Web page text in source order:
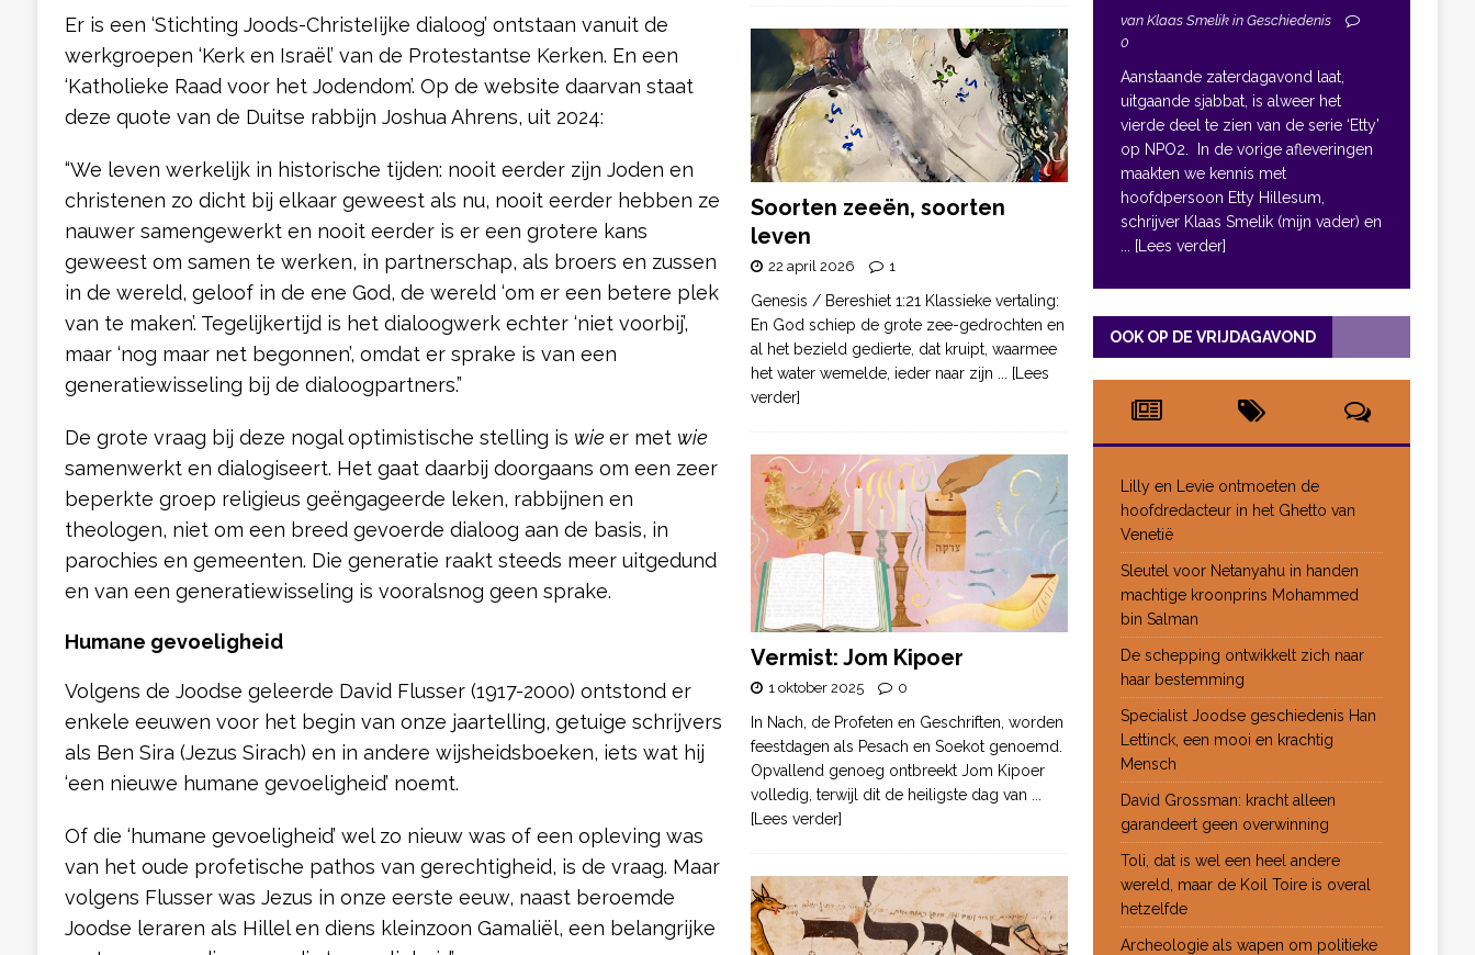
Er is een ‘Stichting Joods-ChristeIijke dialoog’ ontstaan vanuit de
werkgroepen ‘Kerk en Israël’ van de Protestantse Kerken. En een
‘Katholieke Raad voor het Jodendom’. Op de website daarvan staat
deze quote van de Duitse rabbijn Joshua Ahrens, uit 2024:
“We leven werkelijk in historische tijden: nooit eerder zijn Joden en
christenen zo dicht bij elkaar geweest als nu, nooit eerder hebben ze
nauwer samengewerkt en nooit eerder is er een grotere kans
geweest om samen te werken, in partnerschap, als broers en zussen
in de wereld, geloof in de ene God, de wereld ‘om er een betere plek
van te maken’. Tegelijkertijd is het dialoogwerk echter ‘niet voorbij’,
maar ‘nog maar net begonnen’, omdat er sprake is van een
generatiewisseling bij de dialoogpartners.”
De grote vraag bij deze nogal optimistische stelling is wie er met wie
samenwerkt en dialogiseert. Het gaat daarbij doorgaans om een zeer
beperkte groep religieus geëngageerde leken, rabbijnen en
theologen, niet om een breed gevoerde dialoog aan de basis, in
parochies en gemeenten. Die generatie raakt steeds meer uitgedund
en van een generatiewisseling is vooralsnog geen sprake.
Humane gevoeligheid
Volgens de Joodse geleerde David Flusser (1917-2000) ontstond er
enkele eeuwen voor het begin van onze jaartelling, getuige schrijvers
als Ben Sira (Jezus Sirach) en in andere wijsheidsboeken, iets wat hij
‘een nieuwe humane gevoeligheid’ noemt.
Of die ‘humane gevoeligheid’ wel zo nieuw was of een opleving was
van het oude profetische pathos van gerechtigheid, is de vraag. Maar
volgens Flusser was Jezus in onze eerste eeuw, naast beroemde
Joodse leraren als Hillel en diens kleinzoon Gamaliël, een belangrijke
Soorten zeeën, soorten
leven
22 april 2026 1
Genesis / Bereshiet 1:21 Klassieke vertaling:
En God schiep de grote zee-gedrochten en
al het bezield gedierte, dat kruipt, waarmee
het water wemelde, ieder naar zijn ... [Lees
verder]
Vermist: Jom Kipoer
1 oktober 2025 0
In Nach, de Profeten en Geschriften, worden
feestdagen als Pesach en Soekot genoemd.
Opvallend genoeg ontbreekt Jom Kipoer
volledig, terwijl dit de heiligste dag van
[Lees verder]
van Klaas Smelik in Geschiedenis
0
Aanstaande zaterdagavond laat,
uitgaande sjabbat, is alweer het
vierde deel te zien van de serie ‘Etty’
op NPO2. In de vorige afleveringen
maakten we kennis met
hoofdpersoon Etty Hillesum,
schrijver Klaas Smelik (mijn vader) en
... [Lees verder]
OOK OP DE VRIJDAGAVOND
Lilly en Levie ontmoeten de
hoofdredacteur in het Ghetto van
Venetië
Sleutel voor Netanyahu in handen
machtige kroonprins Mohammed
bin Salman
De schepping ontwikkelt zich naar
haar bestemming
Specialist Joodse geschiedenis Han
Lettinck, een mooi en krachtig
Mensch
David Grossman: kracht alleen
garandeert geen overwinning
Toli, dat is wel een heel andere
wereld, maar de Koil Toire is overal
hetzelfde
Archeologie als wapen om politieke